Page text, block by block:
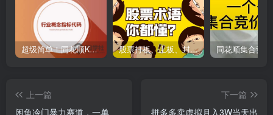
超级简单！同花顺K线界面显示行业概念指标代码图解 股票打板、上板、封板、翘板、炸板是什么意思？炒股你必须懂的暗语！
上一篇
闲鱼冷门暴力赛道，一单
下一篇
拼多多卖虚拟月入3W当天出